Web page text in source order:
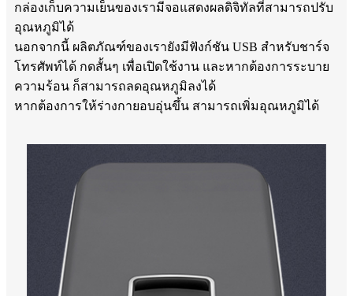
กล่องเก็บความเย็นของเรามีจอแสดงผลดิจิทัลที่สามารถปรับ
อุณหภูมิได้
นอกจากนี้ ผลิตภัณฑ์ของเรายังมีฟังก์ชัน USB สำหรับชาร์จ
โทรศัพท์ได้ กดสั้นๆ เพื่อเปิดใช้งาน และหากต้องการระบาย
ความร้อน ก็สามารถลดอุณหภูมิลงได้
หากต้องการให้ร่างกายอบอุ่นขึ้น สามารถเพิ่มอุณหภูมิได้